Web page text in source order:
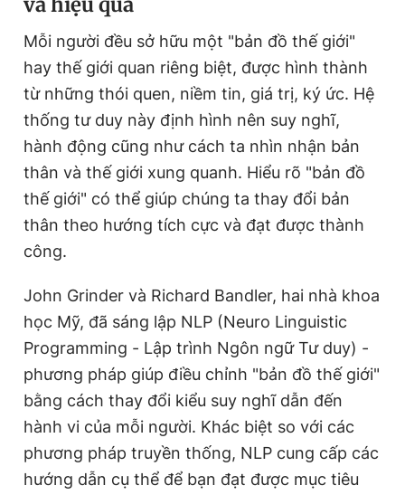
Mỗi người đều sở hữu một "bản đồ thế giới"
hay thế giới quan riêng biệt, được hình thành
từ những thói quen, niềm tin, giá trị, ký ức. Hệ
thống tư duy này định hình nên suy nghĩ,
hành động cũng như cách ta nhìn nhận bản
thân và thế giới xung quanh. Hiểu rõ "bản đồ
thế giới" có thể giúp chúng ta thay đổi bản
thân theo hướng tích cực và đạt được thành
công.
John Grinder và Richard Bandler, hai nhà khoa
học Mỹ, đã sáng lập NLP (Neuro Linguistic
Programming - Lập trình Ngôn ngữ Tư duy) -
phương pháp giúp điều chỉnh "bản đồ thế giới"
bằng cách thay đổi kiểu suy nghĩ dẫn đến
hành vi của mỗi người. Khác biệt so với các
phương pháp truyền thống, NLP cung cấp các
hướng dẫn cụ thể để bạn đạt được mục tiêu